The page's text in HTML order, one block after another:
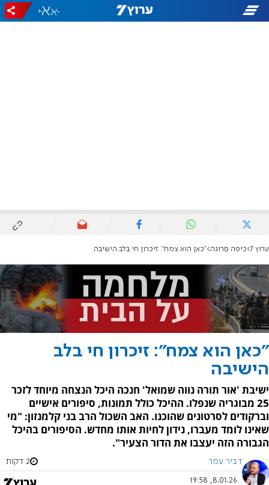
-
+
ערוץ 7 כיפה סרוגה "כאן הוא צמח": זיכרון חי בלב הישיבה
"כאן הוא צמח": זיכרון חי בלב
הישיבה
ישיבת 'אור תורה נווה שמואל' חנכה היכל הנצחה מיוחד לזכר
25 מבוגריה שנפלו. ההיכל כולל תמונות, סיפורים אישיים
וברקודים לסרטונים שהוכנו. האב השכול הרב בני קלמנזון: "מי
שאינו לומד מעברו, נידון לחיות אותו מחדש. הסיפורים בהיכל
הגבורה הזה יעצבו את הדור הצעיר".
דביר עמר 2 דקות
8.01.26, 19:58